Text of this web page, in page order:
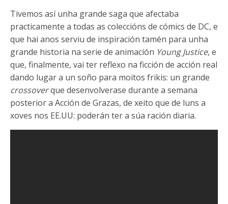
Tivemos así unha grande saga que afectaba
practicamente a todas as coleccións de cómics de DC, e
que hai anos serviu de inspiración tamén para unha
grande historia na serie de animación Young Justice, e
que, finalmente, vai ter reflexo na ficción de acción real
dando lugar a un soño para moitos frikis: un grande
crossoverque desenvolverase durante a semana
posterior a Acción de Grazas, de xeito que de luns a
xoves nos EE.UU: poderán ter a súa ración diaria.